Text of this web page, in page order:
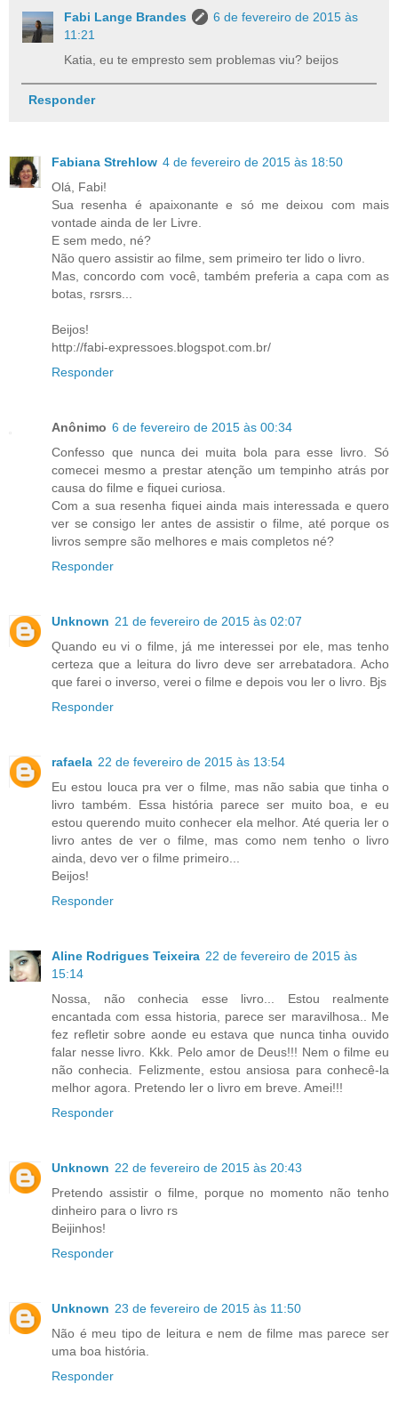
Fabi Lange Brandes
6 de fevereiro de 2015 às
11:21
Katia, eu te empresto sem problemas viu? beijos
Responder
Fabiana Strehlow 4 de fevereiro de 2015 às 18:50
Olá, Fabi!
Sua resenha é apaixonante e só me deixou com mais
vontade ainda de ler Livre.
E sem medo, né?
Não quero assistir ao filme, sem primeiro ter lido o livro.
Mas, concordo com você, também preferia a capa com as
botas, rsrsrs...
Beijos!
http://fabi-expressoes.blogspot.com.br/
Responder
Anônimo 6 de fevereiro de 2015 às 00:34
Confesso que nunca dei muita bola para esse livro. Só
comecei mesmo a prestar atenção um tempinho atrás por
causa do filme e fiquei curiosa.
Com a sua resenha fiquei ainda mais interessada e quero
ver se consigo ler antes de assistir o filme, até porque os
livros sempre são melhores e mais completos né?
Responder
Unknown 21 de fevereiro de 2015 às 02:07
Quando eu vi o filme, já me interessei por ele, mas tenho
certeza que a leitura do livro deve ser arrebatadora. Acho
que farei o inverso, verei o filme e depois vou ler o livro. Bjs
Responder
rafaela 22 de fevereiro de 2015 às 13:54
Eu estou louca pra ver o filme, mas não sabia que tinha o
livro também. Essa história parece ser muito boa, e eu
estou querendo muito conhecer ela melhor. Até queria ler o
livro antes de ver o filme, mas como nem tenho o livro
ainda, devo ver o filme primeiro...
Beijos!
Responder
Aline Rodrigues Teixeira 22 de fevereiro de 2015 às
15:14
Nossa, não conhecia esse livro... Estou realmente
encantada com essa historia, parece ser maravilhosa.. Me
fez refletir sobre aonde eu estava que nunca tinha ouvido
falar nesse livro. Kkk. Pelo amor de Deus!!! Nem o filme eu
não conhecia. Felizmente, estou ansiosa para conhecê-la
melhor agora. Pretendo ler o livro em breve. Amei!!!
Responder
Unknown 22 de fevereiro de 2015 às 20:43
Pretendo assistir o filme, porque no momento não tenho
dinheiro para o livro rs
Beijinhos!
Responder
Unknown 23 de fevereiro de 2015 às 11:50
Não é meu tipo de leitura e nem de filme mas parece ser
uma boa história.
Responder